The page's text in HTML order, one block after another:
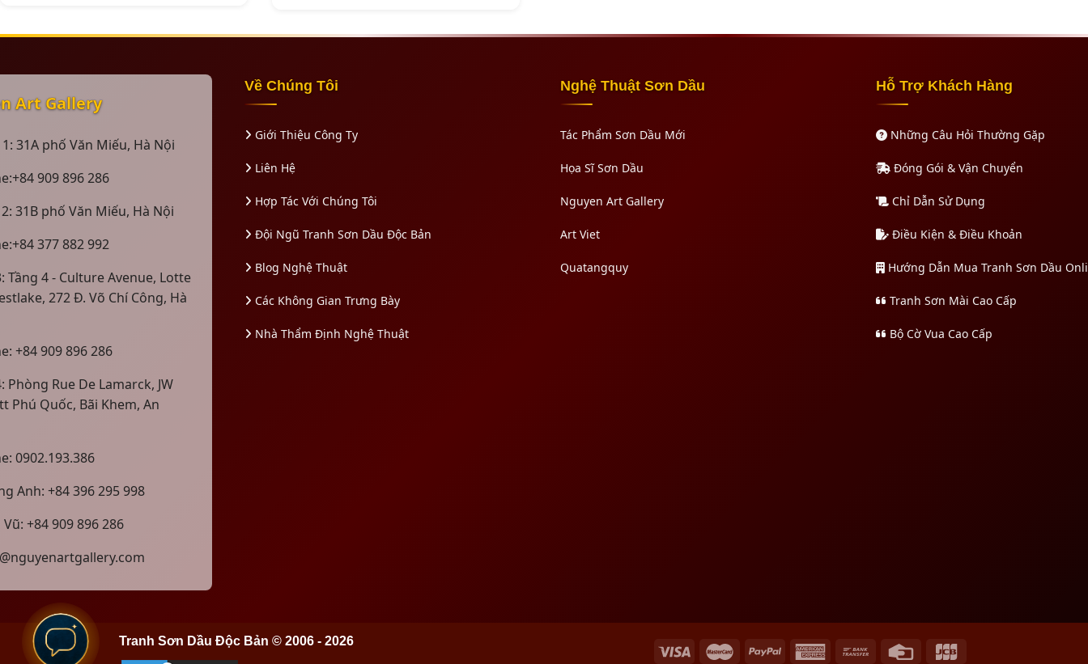
Art Gallery
1: 31A phố Văn Miếu, Hà Nội
909 896 286
31B phố Văn Miếu, Hà Nội
377 882 992
Tầng 4 - Culture Avenue, Lotte
272 Đ. Võ Chí Công, Hà
+84 909 896 286
Phòng Rue De Lamarck, JW
Phú Quốc, Bãi Khem, An
0902.193.386
Anh: +84 396 295 998
+84 909 896 286
Về Chúng Tôi
Giới Thiệu Công Ty
Liên Hệ
Hợp Tác Với Chúng Tôi
Đội Ngũ Tranh Sơn Dầu Độc Bản
Blog Nghệ Thuật
Các Không Gian Trưng Bày
Nhà Thẩm Định Nghệ Thuật
Nghệ Thuật Sơn Dầu
Tác Phẩm Sơn Dầu Mới
Họa Sĩ Sơn Dầu
Nguyen Art Gallery
Art Viet
Quatangquy
Hỗ Trợ Khách Hàng
Những Câu Hỏi Thường Gặp
Đóng Gói & Vận Chuyển
Chỉ Dẫn Sử Dụng
Điều Kiện & Điều Khoản
Hướng Dẫn Mua Tranh Sơn Dầu
Tranh Sơn Mài Cao Cấp
Bộ Cờ Vua Cao Cấp
Tranh Sơn Dầu Độc Bản © 2006 - 2026